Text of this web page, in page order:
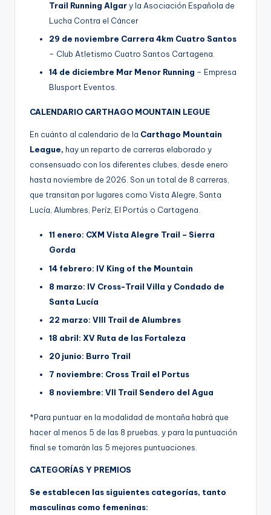
Trail Running Algary la Asociación Española de
Lucha Contra el Cáncer
29 de noviembre Carrera 4km Cuatro Santos
– Club Atletismo Cuatro Santos Cartagena.
14 de diciembre Mar Menor Running – Empresa
Blusport Eventos.
CALENDARIO CARTHAGO MOUNTAIN LEGUE
En cuánto al calendario de la Carthago Mountain
League, hay un reparto de carreras elaborado y
consensuado con los diferentes clubes, desde enero
hasta noviembre de 2026. Son un total de 8 carreras,
que transitan por lugares como Vista Alegre, Santa
Lucía, Alumbres, Períz, El Portús o Cartagena.
11 enero: CXM Vista Alegre Trail – Sierra
Gorda
14 febrero: IV King of the Mountain
8 marzo: IV Cross-Trail Villa y Condado de
Santa Lucía
22 marzo: VIII Trail de Alumbres
18 abril: XV Ruta de las Fortaleza
20 junio: Burro Trail
7 noviembre: Cross Trail el Portus
8 noviembre: VII Trail Sendero del Agua
*Para puntuar en la modalidad de montaña habrá que
hacer al menos 5 de las 8 pruebas, y para la puntuación
final se tomarán las 5 mejores puntuaciones.
CATEGORÍAS Y PREMIOS
Se establecen las siguientes categorías, tanto
masculinas como femeninas: